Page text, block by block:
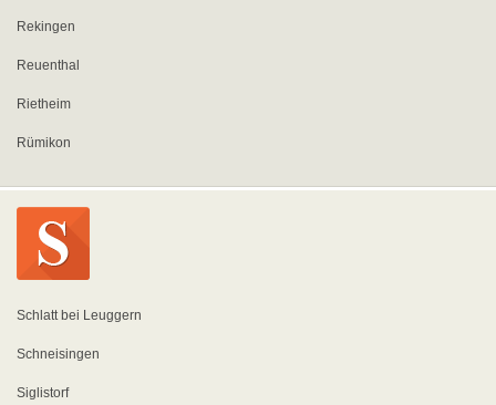
Rekingen
Reuenthal
Rietheim
Rümikon
Schlatt bei Leuggern
Schneisingen
Siglistorf